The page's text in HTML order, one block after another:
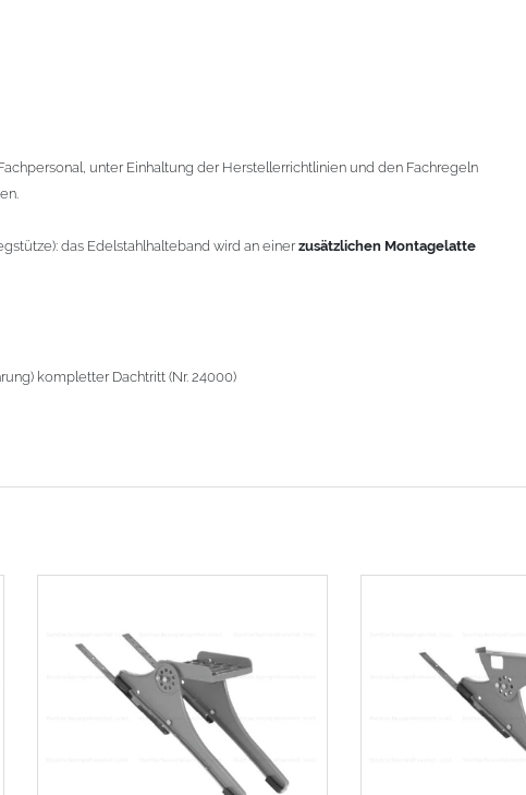
unter Einhaltung der Herstellerrichtlinien und den Fachregeln
das Edelstahlhalteband wird an einerzusätzlichen Montagelatte
kompletter Dachtritt (Nr. 24000)